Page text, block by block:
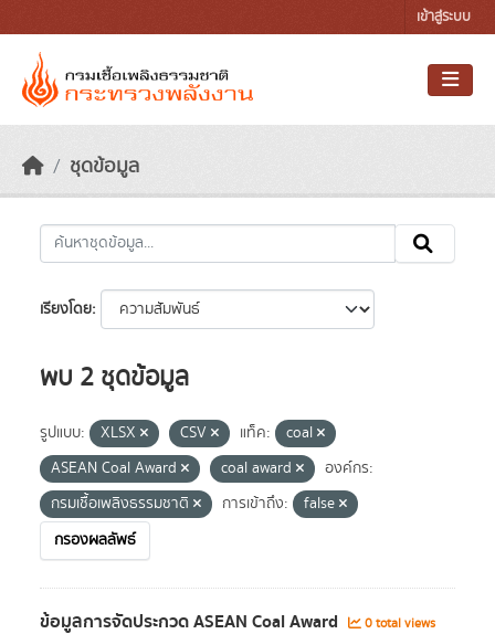
เข้าสู่ระบบ
ชุดข้อมูล
เรียงโดย
พบ 2 ชุดข้อมูล
รูปแบบ: XLSX CSV แท็ค:
coal
ASEAN Coal Award
coal award
องค์กร:
กรมเชื้อเพลิงธรรมชาติ
การเข้าถึง:
false
กรองผลลัพธ์
ข้อมูลการจัดประกวด ASEAN Coal Award
0 total views